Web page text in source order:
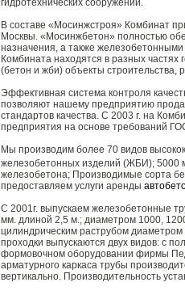
В составе «Мосинжстроя» Комбинат
Москвы. «Мосинжбетон» полностью
назначения, а также
Комбината находятся в разных частях
(бетон и жби) объекты строительства,
Эффективная система контроля
позволяют нашему предприятию
стандартов качества. С 2003 г. на
предприятия на основе требований
Мы производим более 70 видов
железобетонных изделий (ЖБИ); 5000
железобетона; Производимые сорта
предоставляем услуги аренды
С 2001г. выпускаем железобетонные
мм. длиной 2,5 м.; диаметром 1000,
цилиндрическим раструбом
проходки выпускаются двух видов: с
формовочном оборудовании фирмы
арматурного каркаса трубы
вертикально. Производительность